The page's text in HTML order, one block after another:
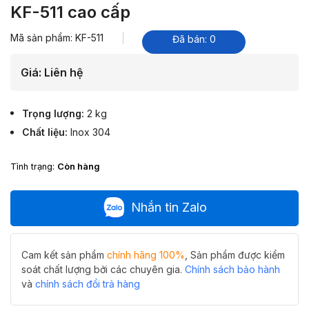
KF-511 cao cấp
Mã sản phẩm: KF-511 Đã bán: 0
Giá: Liên hệ
Trọng lượng 2 kg
Chất liệu Inox 304
Tình trạng: Còn hàng
Nhắn tin Zalo
Cam kết sản phẩm chính hãng 100% , Sản phẩm được kiểm
soát chất lượng bởi các chuyên gia. Chính sách bảo hành
và chính sách đổi trả hàng